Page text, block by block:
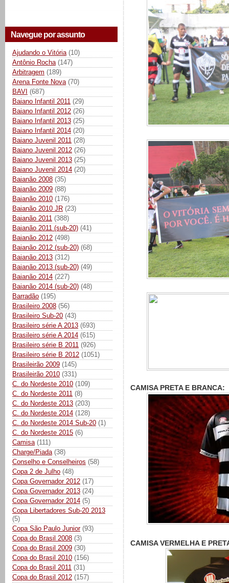
Navegue por assunto
Ajudando o Vitória (10)
Antônio Rocha (147)
Arbitragem (189)
Arena Fonte Nova (70)
BAVI (687)
Baiano Infantil 2011 (29)
Baiano Infantil 2012 (26)
Baiano Infantil 2013 (25)
Baiano Infantil 2014 (20)
Baiano Juvenil 2011 (28)
Baiano Juvenil 2012 (26)
Baiano Juvenil 2013 (25)
Baiano Juvenil 2014 (20)
Baianão 2008 (35)
Baianão 2009 (88)
Baianão 2010 (176)
Baianão 2010 JR (23)
Baianão 2011 (388)
Baianão 2011 (sub-20) (41)
Baianão 2012 (498)
Baianão 2012 (sub-20) (68)
Baianão 2013 (312)
Baianão 2013 (sub-20) (49)
Baianão 2014 (227)
Baianão 2014 (sub-20) (48)
Barradão (195)
Brasileiro 2008 (56)
Brasileiro Sub-20 (43)
Brasileiro série A 2013 (693)
Brasileiro série A 2014 (615)
Brasileiro série B 2011 (926)
Brasileiro série B 2012 (1051)
Brasileirão 2009 (145)
Brasileirão 2010 (331)
C. do Nordeste 2010 (109)
C. do Nordeste 2011 (8)
C. do Nordeste 2013 (203)
C. do Nordeste 2014 (128)
C. do Nordeste 2014 Sub-20 (1)
C. do Nordeste 2015 (6)
Camisa (111)
Charge/Piada (38)
Conselho e Conselheiros (58)
Copa 2 de Julho (48)
Copa Governador 2012 (17)
Copa Governador 2013 (24)
Copa Governador 2014 (5)
Copa Libertadores Sub-20 2013
(5)
Copa São Paulo Junior (93)
Copa do Brasil 2008 (3)
Copa do Brasil 2009 (30)
Copa do Brasil 2010 (156)
Copa do Brasil 2011 (31)
Copa do Brasil 2012 (157)
CAMISA PRETA E BRANCA:
CAMISA VERMELHA E